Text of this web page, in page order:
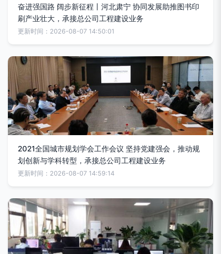
奋进强国路 阔步新征程丨河北肃宁 协同发展助推图书印
刷产业壮大，承接总公司工程建设业务
更新时间：2026-08-07 14:50:01
2021全国城市规划学会工作会议 坚持党建强会，推动规
划创新与学科转型，承接总公司工程建设业务
更新时间：2026-08-07 14:59:14